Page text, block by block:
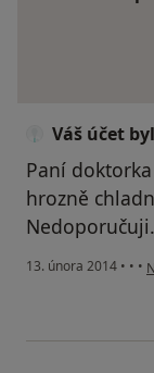
Váš účet
Paní
hrozně
Nedoporučuji.
13. února 2014 • • •